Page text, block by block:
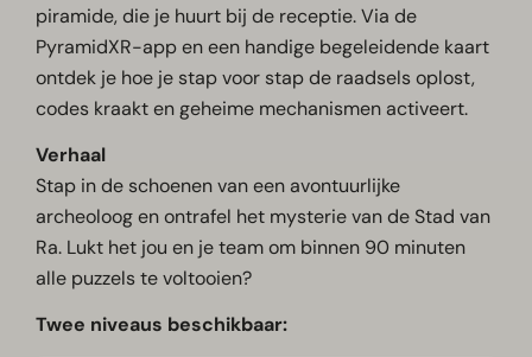
piramide, die je huurt bij de receptie. Via de
PyramidXR-app en een handige begeleidende kaart
ontdek je hoe je stap voor stap de raadsels oplost,
codes kraakt en geheime mechanismen activeert.
Verhaal
Stap in de schoenen van een avontuurlijke
archeoloog en ontrafel het mysterie van de Stad van
Ra. Lukt het jou en je team om binnen 90 minuten
alle puzzels te voltooien?
Twee niveaus beschikbaar: